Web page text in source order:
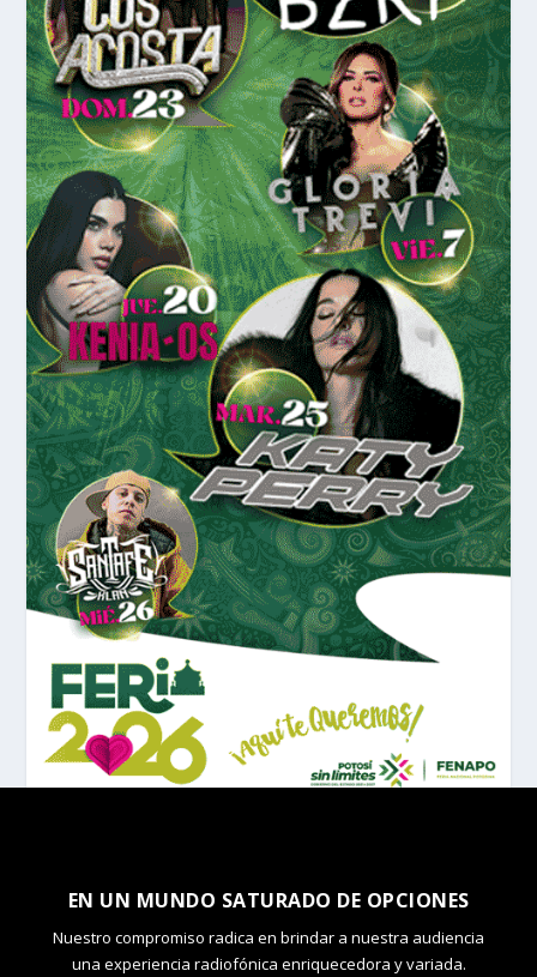
EN UN MUNDO SATURADO DE OPCIONES
Nuestro compromiso radica en brindar a nuestra audiencia
una experiencia radiofónica enriquecedora y variada.